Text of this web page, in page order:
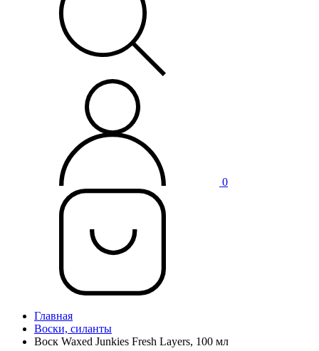
0
Главная
Воски, силанты
Воск Waxed Junkies Fresh Layers, 100 мл